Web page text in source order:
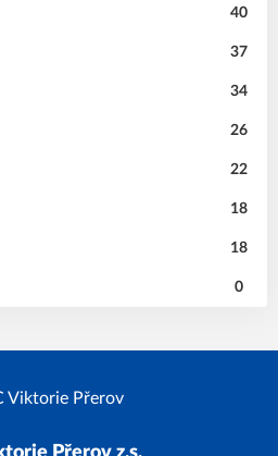
40
37
34
26
22
18
18
0